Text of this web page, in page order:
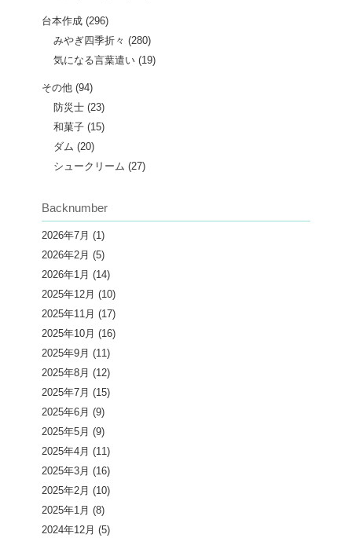
台本作成(296)
みやぎ四季折々 (280)
気になる言葉遣い(19)
その他(94)
防災士(23)
和菓子(15)
ダム (20)
シュークリーム (27)
Backnumber
2026年7月 (1)
2026年2月 (5)
2026年1月 (14)
2025年12月 (10)
2025年11月 (17)
2025年10月 (16)
2025年9月 (11)
2025年8月 (12)
2025年7月 (15)
2025年6月 (9)
2025年5月 (9)
2025年4月 (11)
2025年3月 (16)
2025年2月 (10)
2025年1月 (8)
2024年12月 (5)